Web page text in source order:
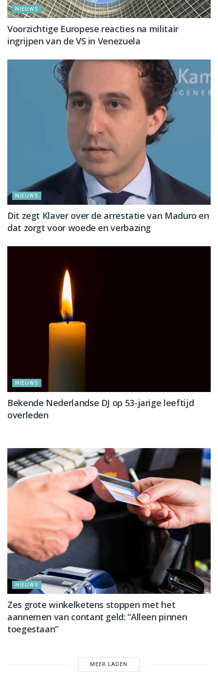
NIEUWS
Voorzichtige Europese reacties na militair
ingrijpen van de VS in Venezuela
NIEUWS
Dit zegt Klaver over de arrestatie van Maduro en
dat zorgt voor woede en verbazing
NIEUWS
Bekende Nederlandse DJ op 53-jarige leeftijd
overleden
NIEUWS
Zes grote winkelketens stoppen met het
aannemen van contant geld: “Alleen pinnen
toegestaan”
MEER LADEN